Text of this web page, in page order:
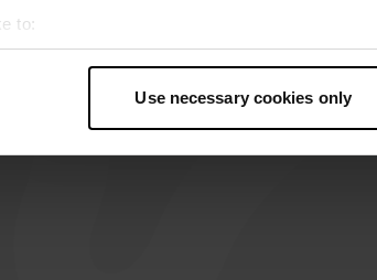
to:
geographical location which can be
personal data is processed and set your
content and ads, to provide social media
site with our social media, advertising and
to them or that they’ve collected from
Use necessary cookies only
eng, ohne Schatten, ohne Strom. Für eine Nacht
ist er ok, aber dann schnell weiter.